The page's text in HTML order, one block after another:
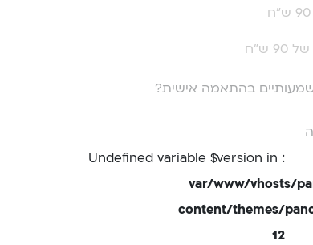
ש"ח
בהתאמה אישית?
: Undefined variable $version in
/var/www/vhosts/
content/themes/
12